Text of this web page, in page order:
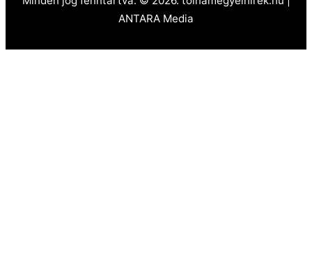
ANTARA Media